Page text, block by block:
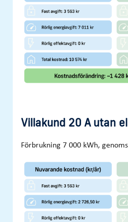
Villakund 20 A utan
Förbrukning 7 000 kWh,